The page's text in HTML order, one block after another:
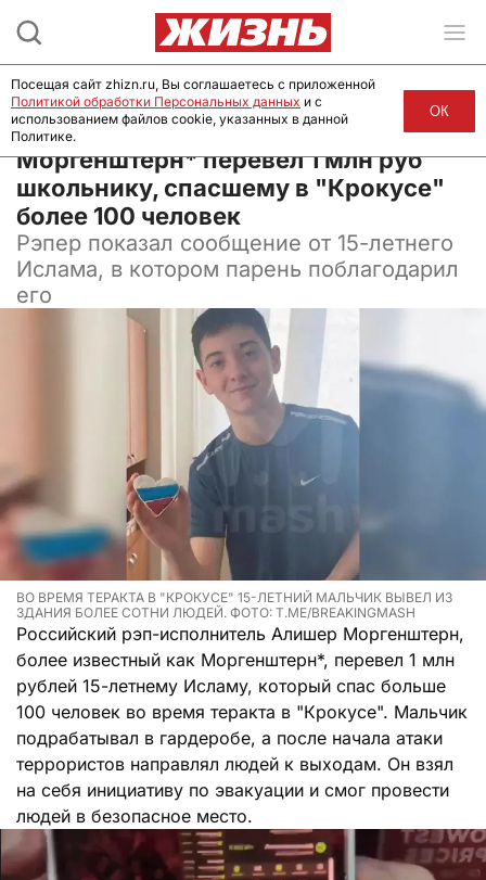
24 марта 2024, 12:00
Моргенштерн* перевёл 1 млн руб
школьнику, спасшему в "Крокусе"
более 100 человек
Рэпер показал сообщение от 15-летнего
Ислама, в котором парень поблагодарил
его
ВО ВРЕМЯ ТЕРАКТА В "КРОКУСЕ" 15-ЛЕТНИЙ МАЛЬЧИК ВЫВЕЛ ИЗ
ЗДАНИЯ БОЛЕЕ СОТНИ ЛЮДЕЙ. ФОТО: T.ME/BREAKINGMASH
Российский рэп-исполнитель Алишер Моргенштерн,
более известный как Моргенштерн*, перевел 1 млн
рублей 15-летнему Исламу, который спас больше
100 человек во время теракта в "Крокусе". Мальчик
подрабатывал в гардеробе, а после начала атаки
террористов направлял людей к выходам. Он взял
на себя инициативу по эвакуации и смог провести
людей в безопасное место.
Посещая сайт zhizn.ru, Вы соглашаетесь с приложенной
Политикой обработки Персональных данных и с
использованием файлов cookie, указанных в данной
Политике.
ОК